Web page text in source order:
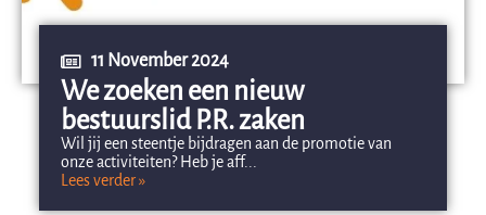
11 November 2024
We zoeken een nieuw
bestuurslid P.R. zaken
Wil jij een steentje bijdragen aan de promotie van
onze activiteiten? Heb je aff...
Lees verder »